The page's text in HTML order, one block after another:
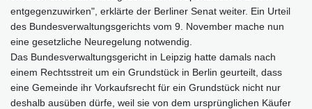
entgegenzuwirken", erklärte der Berliner Senat weiter. Ein Urteil
des Bundesverwaltungsgerichts vom 9. November mache nun
eine gesetzliche Neuregelung notwendig.
Das Bundesverwaltungsgericht in Leipzig hatte damals nach
einem Rechtsstreit um ein Grundstück in Berlin geurteilt, dass
eine Gemeinde ihr Vorkaufsrecht für ein Grundstück nicht nur
deshalb ausüben dürfe, weil sie von dem ursprünglichen Käufer